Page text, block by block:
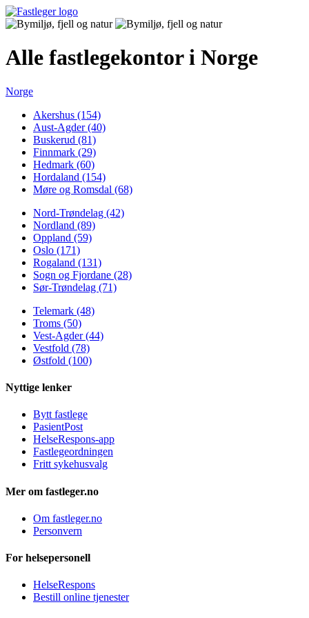
Alle fastlegekontor i Norge
Norge
Akershus (154)
Aust-Agder (40)
Buskerud (81)
Finnmark (29)
Hedmark (60)
Hordaland (154)
Møre og Romsdal (68)
Nord-Trøndelag (42)
Nordland (89)
Oppland (59)
Oslo (171)
Rogaland (131)
Sogn og Fjordane (28)
Sør-Trøndelag (71)
Telemark (48)
Troms (50)
Vest-Agder (44)
Vestfold (78)
Østfold (100)
Nyttige lenker
Bytt fastlege
PasientPost
HelseRespons-app
Fastlegeordningen
Fritt sykehusvalg
Mer om fastleger.no
Om fastleger.no
Personvern
For helsepersonell
HelseRespons
Bestill online tjenester